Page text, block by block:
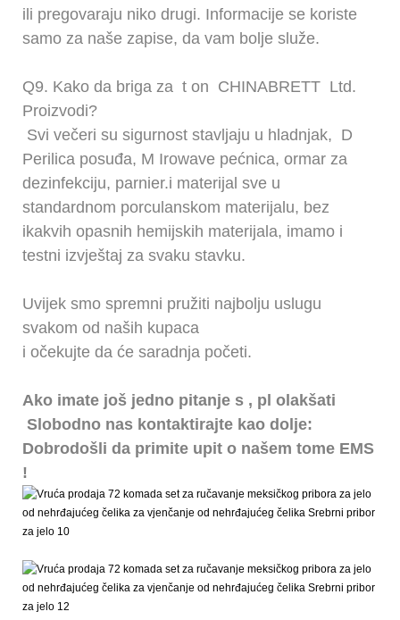
ili pregovaraju niko drugi. Informacije se koriste
samo za naše zapise, da vam bolje služe.
Q9. Kako da briga za t on CHINABRETT Ltd.
Proizvodi?
Svi večeri su sigurnost stavljaju u hladnjak, D
Perilica posuđa, M Irowave pećnica, ormar za
dezinfekciju, parnier.i materijal sve u
standardnom porculanskom materijalu, bez
ikakvih opasnih hemijskih materijala, imamo i
testni izvještaj za svaku stavku.
Uvijek smo spremni pružiti najbolju uslugu
svakom od naših kupaca
i očekujte da će saradnja početi.
Ako imate još jedno pitanje s , pl olakšati
Slobodno nas kontaktirajte kao dolje:
Dobrodošli da primite upit o našem tome EMS
!